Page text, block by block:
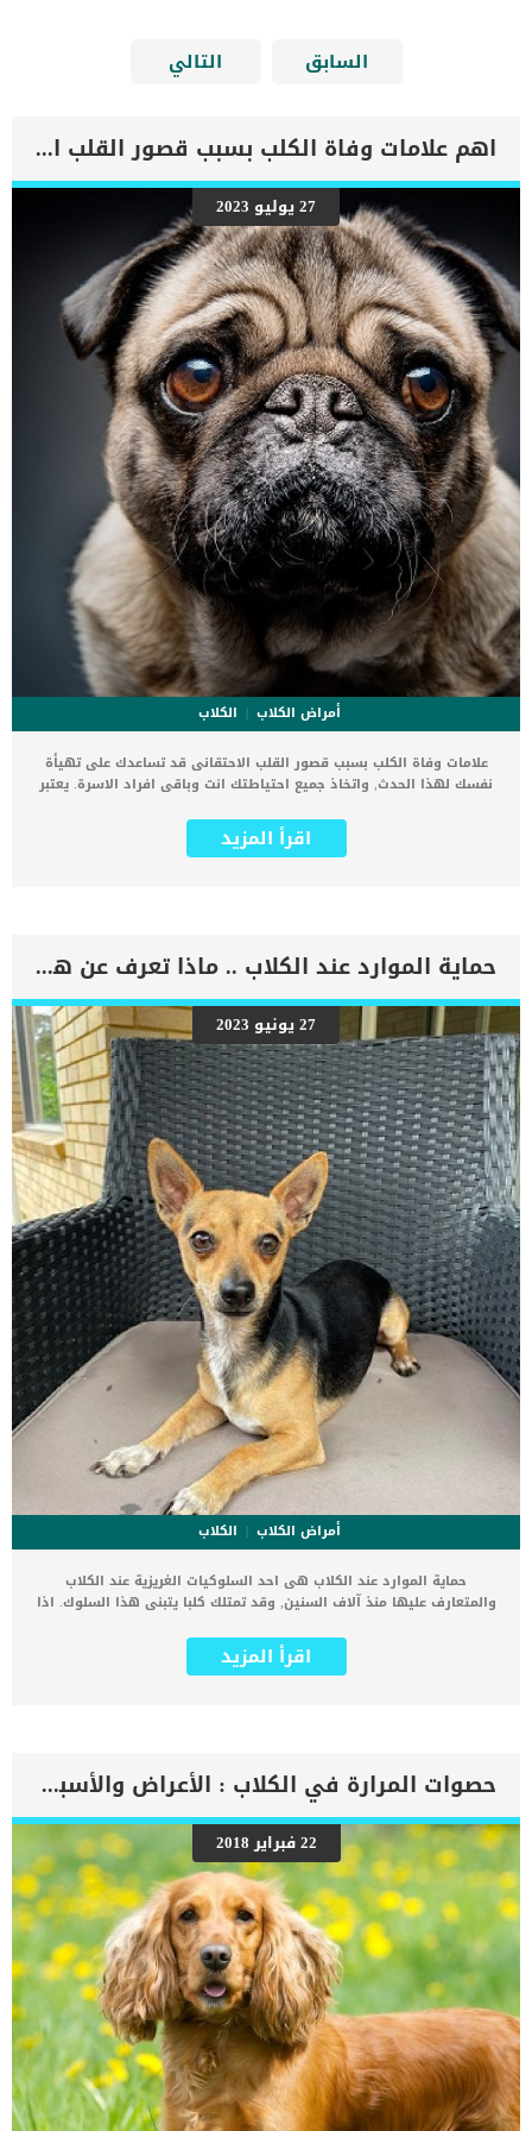
السابق التالي
اهم علامات وفاة الكلب بسبب قصور القلب الاحتقانى
27 يوليو 2023
أمراض الكلاب
الكلاب
علامات وفاة الكلب بسبب قصور القلب الاحتقانى قد تساعدك على تهيأة
نفسك لهذا الحدث, واتخاذ جميع احتياطتك انت وباقى افراد الاسرة. يعتبر
يتعرض لها جميع الكائنات الحية بما فى ذلك الكلاب والقطط. كما ان القلب
يعتبر عضوا رئيسيا فى جسم الكلاب, واى قصور به يعتبر قصور فى باقى
اعراض وعلامات تضخم القلب عند الكلاب فى هذا المقال سنطلعك على
بعض العلامات التي تشير إلى أن كلبك قد اقترب من مرحلة يحتافيها إلى
رعاية المسنين أو قد تفكر في القتل الرحيم. يمكننا اختصار هذه العلامات
على شكل مجموعة من المراحل التى يتدرجها الكلب الى ان يصل الى
النهاية. اهم علامات وفاة الكلاب بسبب قصور القلب الاحتقانى كما ذكرنا
ستكون هذه العلامات عبارة عن مراحل متدرجة الى المرحلة الاخيرة وهى
الوفاة. _المرحلة الاولى, تظهر ان الكلب معرض لخطر الإصابة بسرطان
القلب ، ولكن ليس لديه أعراض ولا تغييرات في القلب. _المرحلة
الثانية,يعاني الكلب […]
اقرأ المزيد
حماية الموارد عند الكلاب .. ماذا تعرف عن هذا السلوك ؟
27 يونيو 2023
أمراض الكلاب
الكلاب
حماية الموارد عند الكلاب هى احد السلوكيات الغريزية عند الكلاب
والمتعارف عليها منذ آلاف السنين, وقد تمتلك كلبا يتبنى هذا السلوك. اذا
تصلب ونظر فى جدية وتوقف عن الاكل , فأعلم ان لدية سلوك حماية
الموارد عند الكلاب. اعتادت الكلاب ان تعيش بين مجموعات وكان من
سلوك حراسة الموارد عند الكلاب ؟ هناك مجموعة من السلوكيات المصاحبة
لسلوك حماية الموارد ستلاحظها على كلبك _الأكل بشكل أسرع, وكأنه
يخبرك بأن الاكل بداخلى فلا يمكنك أخذه منى _ السيطرة على الموارد,
عادة يتوقف عن الأكل او يحدق او يحوم أو يتصلب أو يميل فوق العنصر ؛
أو حتى يمسك العنصر ليهرب ويختبئ معه. _العدوان والهجوم عليك لمنعك
من السطو على موارده. اقرأ ايضا: لماذا تأكل الكلبة أولادها ؟ المشاكل
السلوكية في الكلاب بعد الولادة الاسباب الكامنة خلف سلوك حراسة
الموارد تحدث حراسة موارد الكلاب عندما يكون لدى الكلب مورد قيّم يراه
[…]
اقرأ المزيد
حصوات المرارة في الكلاب : الأعراض والأسباب والعلاج
22 فبراير 2018